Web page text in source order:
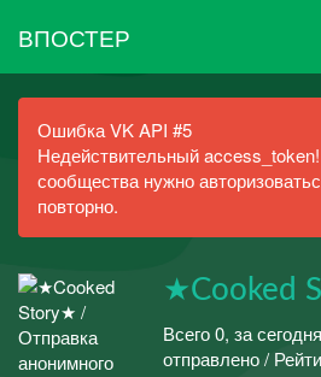
ВПОСТЕР
Ошибка VK API #5
Недействительный
сообщества нужно
повторно.
★Cooked
Всего 0, за
отправлено /